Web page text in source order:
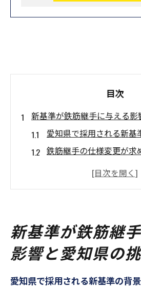
目次
新基準が鉄筋継手に与える
愛知県で採用される新基
鉄筋継手の仕様変更が求
愛知県の建築現場での新
鉄筋継手の進化がもたらす
技術革新が可能にする構
新基準が鉄筋継
影響と愛知県の
愛知県で採用される新基準の背景